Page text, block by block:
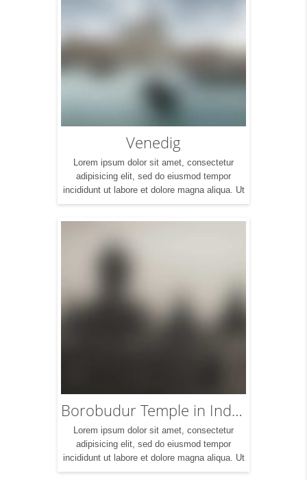
Venedig
Lorem ipsum dolor sit amet, consectetur
adipisicing elit, sed do eiusmod tempor
incididunt ut labore et dolore magna aliqua. Ut
enim ad minim veniam, quis nostrud
in reprehenderit in voluptte velit. Lorem ipsum
Borobudur Temple in Indonesia
Lorem ipsum dolor sit amet, consectetur
adipisicing elit, sed do eiusmod tempor
incididunt ut labore et dolore magna aliqua. Ut
enim ad minim veniam, quis nostrud